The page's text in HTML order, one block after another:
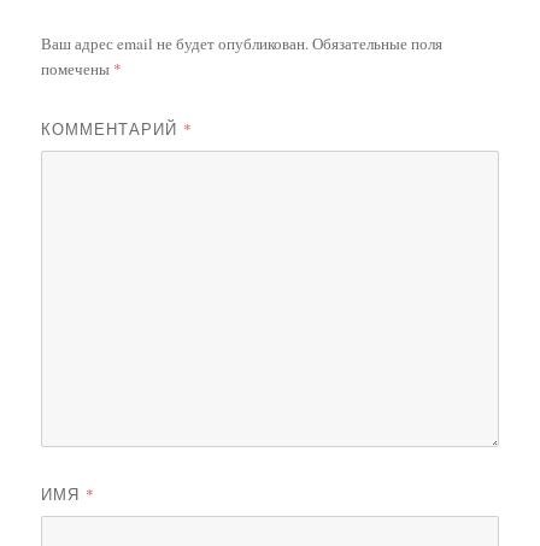
Ваш адрес email не будет опубликован.Обязательные поля
помечены *
КОММЕНТАРИЙ *
ИМЯ *